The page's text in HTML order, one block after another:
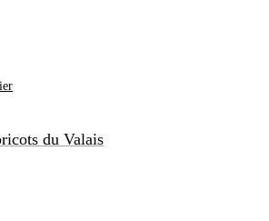
du Valais